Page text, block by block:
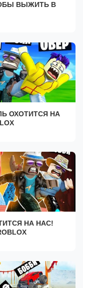
ВЫЖИТЬ В
ОХОТИТСЯ НА
НА НАС!